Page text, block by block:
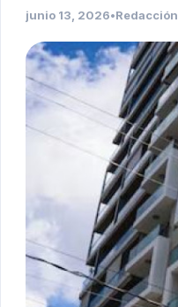
Tegogroupsrl.com
junio 13, 2026•Redacción